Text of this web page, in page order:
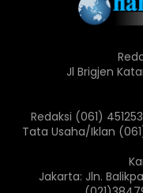
Jl Brigjen
Redaksi (061)
Tata Usaha/Iklan
Jakarta: Jln.